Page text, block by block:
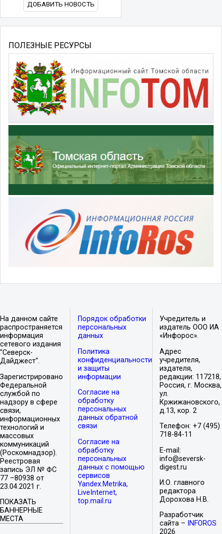
ДОБАВИТЬ НОВОСТЬ
ПОЛЕЗНЫЕ РЕСУРСЫ
На данном сайте
распространяется
информация
сетевого издания
"Северск-
Дайджест".
Зарегистрировано
Федеральной
службой по
надзору в сфере
связи,
информационных
технологий и
массовых
коммуникаций
(Роскомнадзор).
Реестровая
запись ЭЛ № ФС
77 –80938 от
23.04.2021 г.
ПОКАЗАТЬ
БАННЕРНЫЕ
МЕСТА
Порядок обработки
персональных
данных
Политика
конфиденциальности
и защиты
информации
Согласие на
обработку
персональных
данных обратной
связи
Согласие на
обработку
персональных
данных с помощью
сервисов
Yandex.Metrika,
LiveInternet,
top.mail.ru
Учредитель и
издатель ООО ИА
«Инфорос».
Адрес
учредителя,
издателя,
редакции: 117218,
Россия, г. Москва,
ул.
Кржижановского,
д.13, кор. 2
Телефон: +7 (495)
718-84-11
E-mail:
info@seversk-
digest.ru
И.О. главного
редактора
Дорохова Н.В.
Разработчик
сайта –
INFOROS
2026